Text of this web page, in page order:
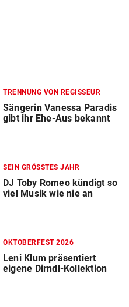
TRENNUNG VON REGISSEUR
Sängerin Vanessa Paradis
gibt ihr Ehe-Aus bekannt
SEIN GRÖSSTES JAHR
DJ Toby Romeo kündigt so
viel Musik wie nie an
OKTOBERFEST 2026
Leni Klum präsentiert
eigene Dirndl-Kollektion